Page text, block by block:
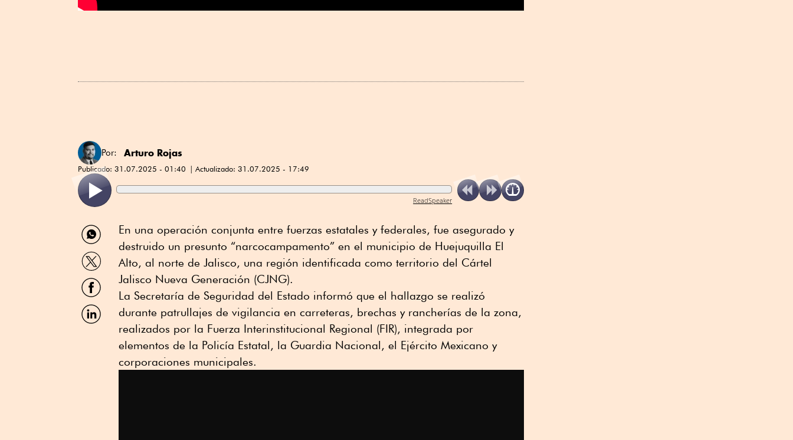
Por: Arturo Rojas
Publicado: 31.07.2025 - 01:40 Actualizado: 31.07.2025 - 17:49
ReadSpeaker
Compartir
por
WhatsApp
Compartir
por
Twitter
Compartir
por
Facebook
Compartir
por
En una operación conjunta entre fuerzas estatales y federales, fue asegurado y
destruido un presunto “narcocampamento” en el municipio de Huejuquilla El
Alto, al norte de Jalisco, una región identificada como territorio del Cártel
Jalisco Nueva Generación (CJNG).
La Secretaría de Seguridad del Estado informó que el hallazgo se realizó
durante patrullajes de vigilancia en carreteras, brechas y rancherías de la zona,
realizados por la Fuerza Interinstitucional Regional (FIR), integrada por
elementos de la Policía Estatal, la Guardia Nacional, el Ejército Mexicano y
corporaciones municipales.